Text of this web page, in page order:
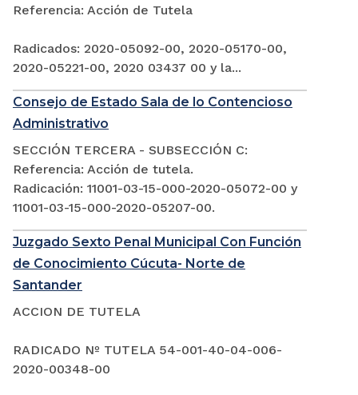
Referencia: Acción de Tutela
Radicados: 2020-05092-00, 2020-05170-00,
2020-05221-00, 2020 03437 00 y la...
Consejo de Estado Sala de lo Contencioso
Administrativo
SECCIÓN TERCERA - SUBSECCIÓN C:
Referencia: Acción de tutela.
Radicación: 11001-03-15-000-2020-05072-00 y
11001-03-15-000-2020-05207-00.
Juzgado Sexto Penal Municipal Con Función
de Conocimiento Cúcuta- Norte de
Santander
ACCION DE TUTELA
RADICADO Nº TUTELA 54-001-40-04-006-
2020-00348-00